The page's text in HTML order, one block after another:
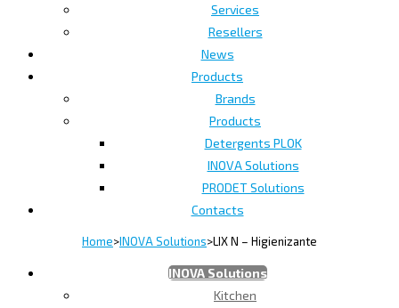
Services
Resellers
News
Products
Brands
Products
Detergents PLOK
INOVA Solutions
PRODET Solutions
Contacts
Home>INOVA Solutions>LIX N – Higienizante
INOVA Solutions
Kitchen